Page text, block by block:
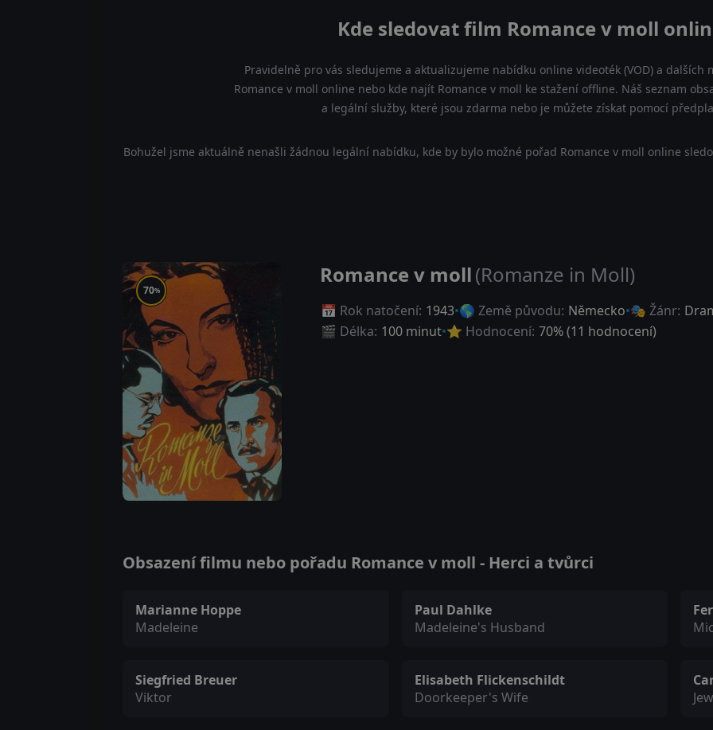
Kde sledovat film Romance v moll
Pravidelně pro vás sledujeme a aktualizujeme nabídku online videoték (VOD) a dalších
Romance v moll online nebo kde najít Romance v moll ke stažení offline. Náš seznam
a legální služby, které jsou zdarma nebo je můžete získat pomocí
Bohužel jsme aktuálně nenašli žádnou legální nabídku, kde by bylo možné pořad Romance v moll online
70%
Romance v moll(Romanze in Moll)
📅 Rok natočení: 1943 🌎 Země původu: Německo 🎭 Žánr:
🎬 Délka: 100 minut ⭐ Hodnocení: 70% (11 hodnocení)
Obsazení filmu nebo pořadu Romance v moll - Herci a tvůrci
Marianne Hoppe
Madeleine
Paul Dahlke
Madeleine's Husband
Siegfried Breuer
Viktor
Elisabeth Flickenschildt
Doorkeeper's Wife